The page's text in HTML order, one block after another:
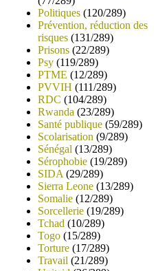
Politiques (120/289)
Prévention, réduction des
risques (131/289)
Prisons (22/289)
Psy (119/289)
PTME (12/289)
PVVIH (111/289)
RDC (104/289)
Rwanda (23/289)
Santé publique (59/289)
Scolarisation (9/289)
Sénégal (13/289)
Sérophobie (19/289)
SIDA (29/289)
Sierra Leone (13/289)
Somalie (12/289)
Sorcellerie (19/289)
Tchad (10/289)
Togo (15/289)
Torture (17/289)
Travail (21/289)